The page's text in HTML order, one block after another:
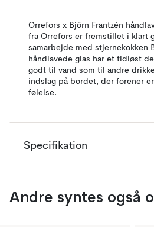
Orrefors x Björn Frantzén
fra Orrefors er fremstillet i klart
samarbejde med stjernekokken
håndlavede glas har et tidløst
godt til vand som til andre
indslag på bordet, der forener
følelse.
Specifikation
Andre syntes også